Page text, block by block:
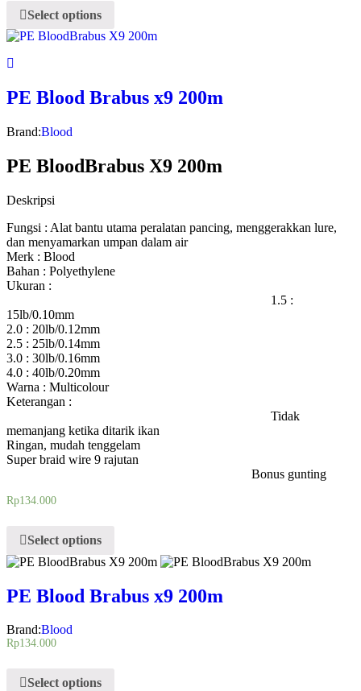
Select options
PE Blood Brabus x9 200m
Brand:Blood
PE BloodBrabus X9 200m
Deskripsi
Fungsi : Alat bantu utama peralatan pancing, menggerakkan lure,
dan menyamarkan umpan dalam air
Merk : Blood
Bahan : Polyethylene
Ukuran :
1.5 :
15lb/0.10mm
2.0 : 20lb/0.12mm
2.5 : 25lb/0.14mm
3.0 : 30lb/0.16mm
4.0 : 40lb/0.20mm
Warna : Multicolour
Keterangan :
Tidak
memanjang ketika ditarik ikan
Ringan, mudah tenggelam
Super braid wire 9 rajutan
Bonus gunting
Rp134.000
Select options
PE Blood Brabus x9 200m
Brand:Blood
Rp134.000
Select options